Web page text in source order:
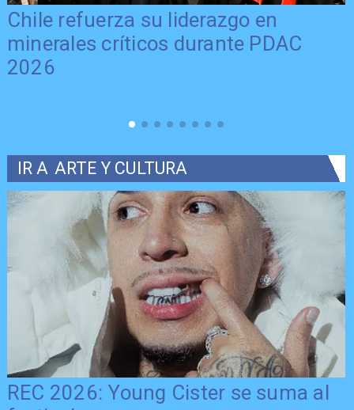
Chile refuerza su liderazgo en
minerales críticos durante PDAC
2026
IR A ARTE Y CULTURA
REC 2026: Young Cister se suma al